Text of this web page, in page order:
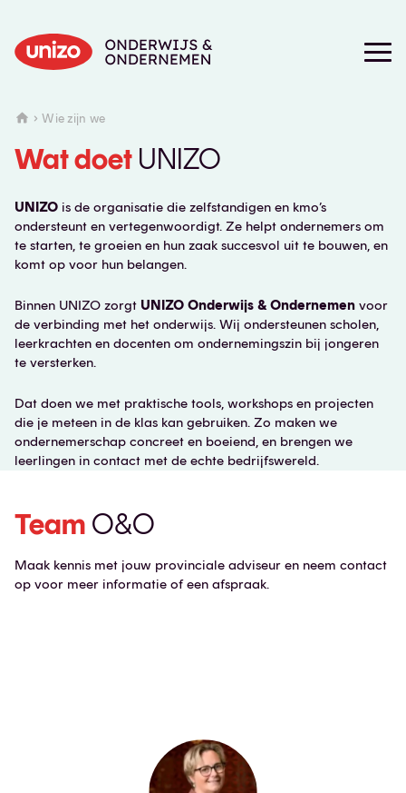
Wie zijn we
Wat doet UNIZO
UNIZO is de organisatie die zelfstandigen en kmo’s
ondersteunt en vertegenwoordigt. Ze helpt ondernemers om
te starten, te groeien en hun zaak succesvol uit te bouwen, en
komt op voor hun belangen.
Binnen UNIZO zorgt UNIZO Onderwijs & Ondernemen voor
de verbinding met het onderwijs. Wij ondersteunen scholen,
leerkrachten en docenten om ondernemingszin bij jongeren
te versterken.
Dat doen we met praktische tools, workshops en projecten
die je meteen in de klas kan gebruiken. Zo maken we
ondernemerschap concreet en boeiend, en brengen we
leerlingen in contact met de echte bedrijfswereld.
Team O&O
Maak kennis met jouw provinciale adviseur en neem contact
op voor meer informatie of een afspraak.